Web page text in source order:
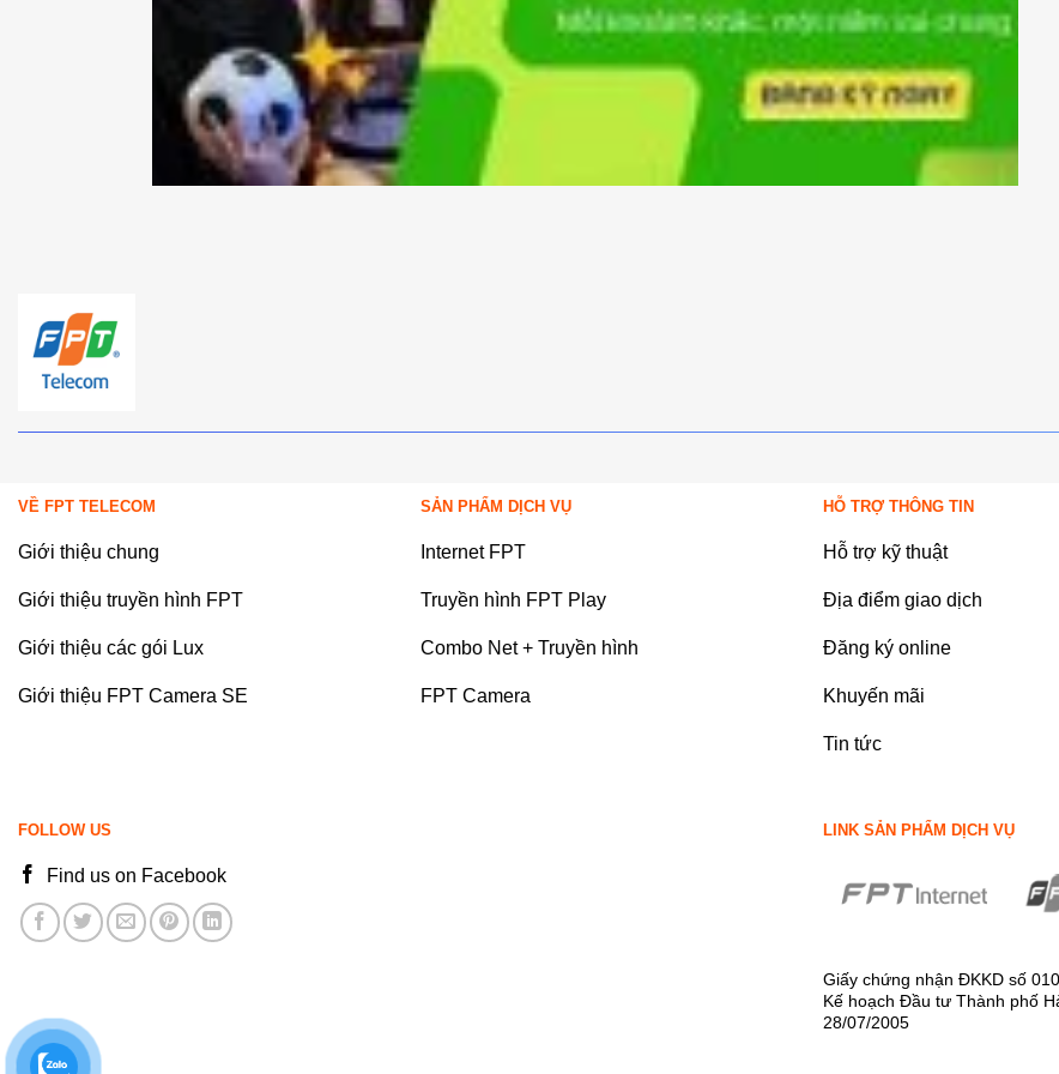
VỀ FPT TELECOM
Giới thiệu chung
Giới thiệu truyền hình FPT
Giới thiệu các gói Lux
Giới thiệu FPT Camera SE
SẢN PHẨM DỊCH VỤ
Internet FPT
Truyền hình FPT Play
Combo Net + Truyền hình
FPT Camera
HỖ TRỢ THÔNG TIN
Hỗ trợ kỹ thuật
Địa điểm giao dịch
Đăng ký online
Khuyến mãi
Tin tức
FOLLOW US
Find us on Facebook
LINK SẢN PHẨM DỊCH VỤ
Giấy chứng nhận ĐKKD số
Kế hoạch Đầu tư Thành phố
28/07/2005